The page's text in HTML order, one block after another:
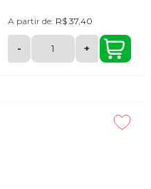
A partir de: R$ 37,40
- +